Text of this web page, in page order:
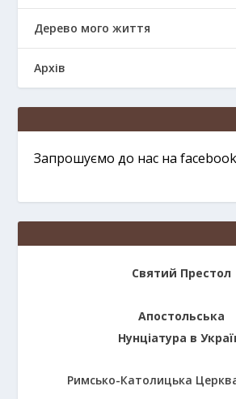
Дерево мого життя
Архів
Запрошуємо до нас на facebook
Святий Престол
Апостольська
Нунціатура в
Римсько-Католицька